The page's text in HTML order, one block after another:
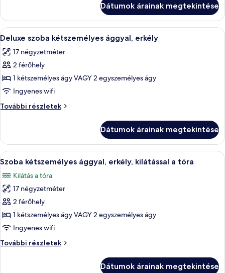
(Plus)
(Plus)
további
részletei
Dátumok árainak megtekintése
A
következő
szoba
összes
képének
megtekintése:
Deluxe
szoba
ággyal,
erkély
7
Deluxe szoba kétszemélyes ággyal, erkély
17 négyzetméter
2 férőhely
1 kétszemélyes ágy VAGY 2 egyszemélyes ágy
Ingyenes wifi
További részletek
Deluxe
erkély
további
részletei
Dátumok árainak megtekintése
A
következő
szoba
összes
képének
megtekintése:
Szoba
ággyal,
Egy szállodai szoba, amelyben
7
Szoba kétszemélyes ággyal, erkély, kilátással a tóra
Kilátás a tóra
17 négyzetméter
2 férőhely
1 kétszemélyes ágy VAGY 2 egyszemélyes ágy
Ingyenes wifi
További részletek
Szoba
Dátumok árainak megtekintése